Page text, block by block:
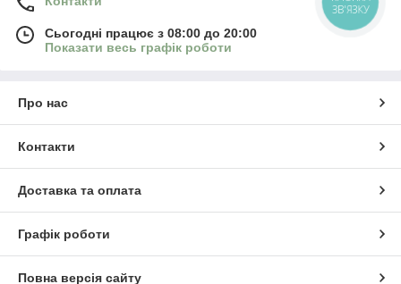
Сьогодні працює з 08:00 до 20:00
Показати весь графік роботи
Про нас
Контакти
Доставка та оплата
Графік роботи
Повна версія сайту
ЗВ'ЯЗКУ